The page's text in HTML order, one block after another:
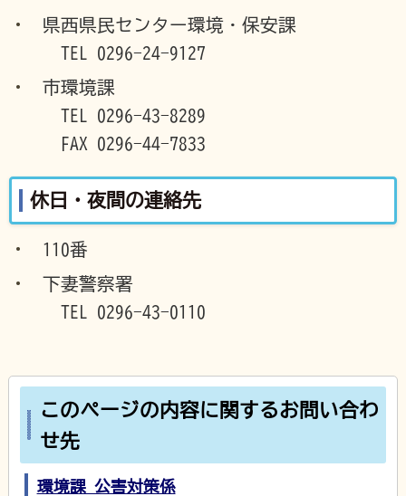
県西県民センター環境・保安課
TEL 0296-24-9127
市環境課
TEL 0296-43-8289
FAX 0296-44-7833
休日・夜間の連絡先
110番
下妻警察署
TEL 0296-43-0110
このページの内容に関するお問い合わ
せ先
環境課 公害対策係